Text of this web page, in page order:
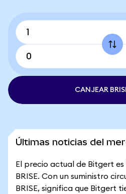
CANJEAR
Últimas noticias del
El precio actual de Bitgert
BRISE. Con un suministro
BRISE, significa que Bitgert